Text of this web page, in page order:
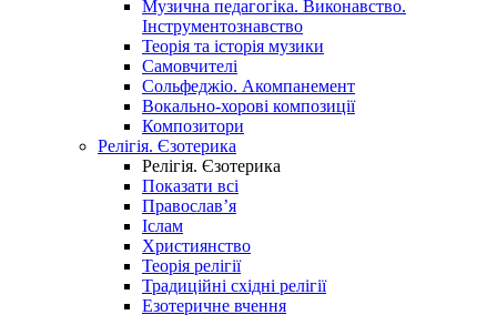
Музична педагогіка. Виконавство.
Інструментознавство
Теорія та історія музики
Самовчителі
Сольфеджіо. Акомпанемент
Вокально-хорові композиції
Композитори
Релігія. Єзотерика
Релігія. Єзотерика
Показати всі
Православ’я
Іслам
Християнство
Теорія релігії
Традиційні східні релігії
Езотеричне вчення